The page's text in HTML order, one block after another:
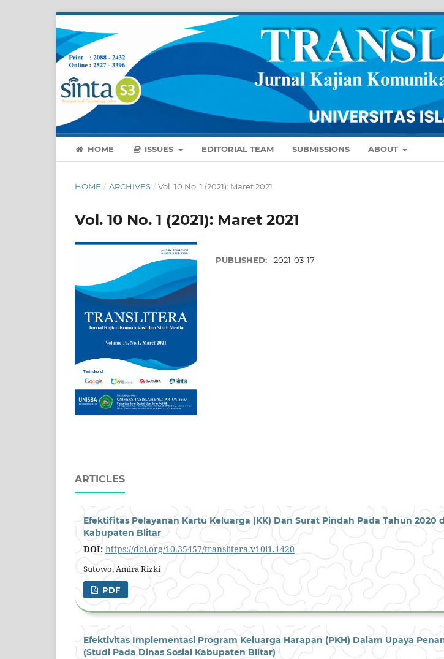
HOME ISSUES EDITORIAL TEAM SUBMISSIONS ABOUT
HOME / ARCHIVES / Vol. 10 No. 1 (2021): Maret 2021
Vol. 10 No. 1 (2021): Maret 2021
PUBLISHED: 2021-03-17
ARTICLES
Efektifitas Pelayanan Kartu Keluarga (KK) Dan Surat Pindah Pada Tahun 2020
Kabupaten Blitar
DOI: https://doi.org/10.35457/translitera.v10i1.1420
Sutowo, Amira Rizki
PDF
Efektivitas Implementasi Program Keluarga Harapan (PKH) Dalam Upaya
(Studi Pada Dinas Sosial Kabupaten Blitar)